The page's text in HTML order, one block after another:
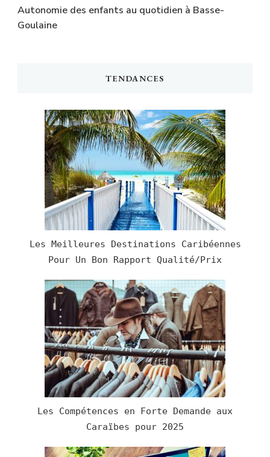
Autonomie des enfants au quotidien à Basse-
Goulaine
TENDANCES
Les Meilleures Destinations Caribéennes
Pour Un Bon Rapport Qualité/Prix
Les Compétences en Forte Demande aux
Caraïbes pour 2025